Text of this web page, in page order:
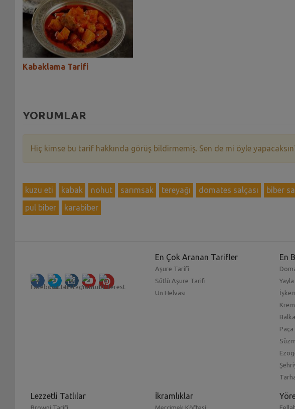
Kabaklama Tarifi
YORUMLAR
Hiç kimse bu tarif hakkında görüş bildirmemiş. Sen de mi öyle
kuzu eti kabak nohut sarımsak tereyağı domates salçası biber
pul biber
karabiber
En Çok Aranan Tarifler
Aşure Tarifi
Sütlü Aşure Tarifi
Un Helvası
En
Paça
Lezzetli Tatlılar İkramlıklar